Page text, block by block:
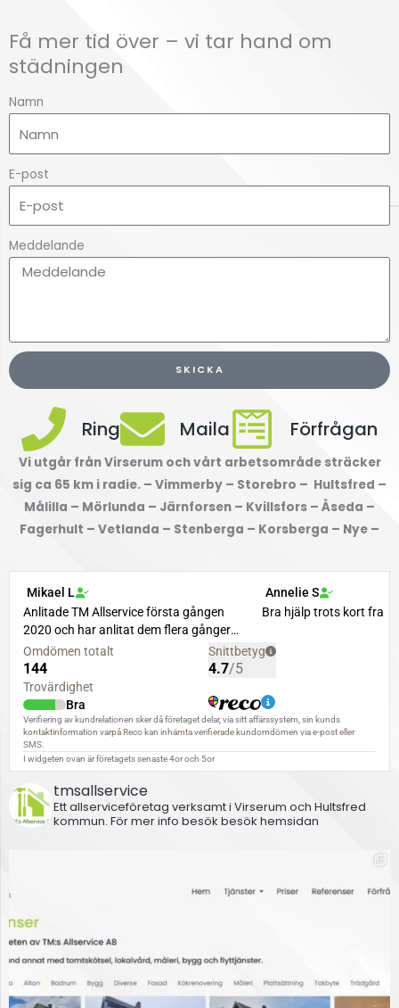
Få mer tid över – vi tar hand om
städningen
Namn
E-post
Meddelande
SKICKA
Ring Maila Förfrågan
Vi utgår från Virserum och vårt arbetsområde sträcker
sig ca 65 km i radie. – Vimmerby – Storebro – Hultsfred –
Målilla – Mörlunda – Järnforsen – Kvillsfors – Åseda –
Fagerhult – Vetlanda – Stenberga – Korsberga – Nye –
tmsallservice
Ett allserviceföretag verksamt i Virserum och Hultsfred
kommun. För mer info besök besök hemsidan